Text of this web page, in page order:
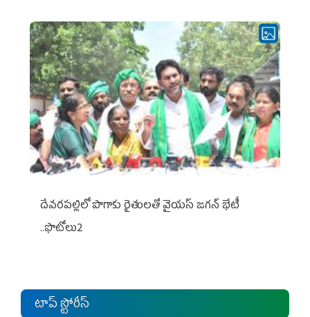
దేవరపల్లిలో పొగాకు రైతులతో వైయస్ జగన్ భేటీ
..ఫొటోలు2
టాప్ స్టోరీస్